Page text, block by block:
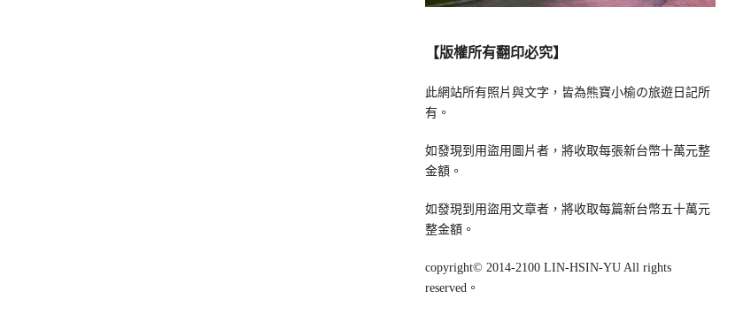
【版權所有翻印必究】
此網站所有照片與文字，皆為熊寶小榆の旅遊日記所
有。
如發現到用盜用圖片者，將收取每張新台幣十萬元整
金額。
如發現到用盜用文章者，將收取每篇新台幣五十萬元
整金額。
copyright© 2014-2100 LIN-HSIN-YU All rights
reserved。